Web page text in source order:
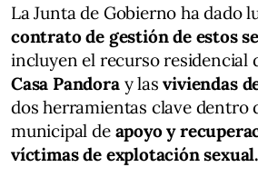
La Junta de Gobierno ha dado
contrato de gestión de estos
incluyen el recurso residencial
Casa Pandoray lasviviendas
dos herramientas clave dentro
municipal de apoyo y
víctimas de explotación sexual.